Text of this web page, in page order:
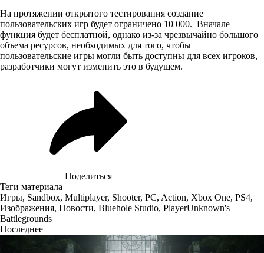
На протяжении открытого тестирования создание
пользовательских игр будет ограничено 10 000. Вначале
функция будет бесплатной, однако из-за чрезвычайно большого
объема ресурсов, необходимых для того, чтобы
пользовательские игры могли быть доступны для всех игроков,
разработчики могут изменить это в будущем.
Поделиться
Теги материала
Игры, Sandbox, Multiplayer, Shooter, PC, Action, Xbox One, PS4,
Изображения, Новости, Bluehole Studio, PlayerUnknown's
Battlegrounds
Последнее